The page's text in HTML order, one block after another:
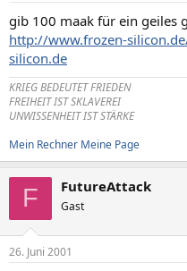
gib 100 maak für ein geiles
http://www.frozen-
silicon.de
KRIEG BEDEUTET FRIEDEN
FREIHEIT IST SKLAVEREI
UNWISSENHEIT IST STÄRKE
Mein Rechner Meine Page
F FutureAttack
Gast
26. Juni 2001